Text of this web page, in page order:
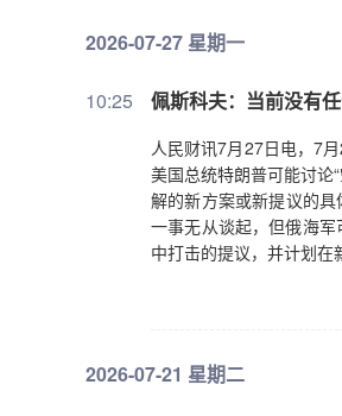
即撤销有关措施，停止
2026-07-27 星期一
10:25 佩斯科夫：当前没有
人民财讯7月27日电，7
美国总统特朗普可能讨论
解的新方案或新提议的
一事无从谈起，但俄海
中打击的提议，并计划在
2026-07-21 星期二